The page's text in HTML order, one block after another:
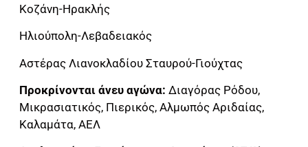
Κοζάνη-Ηρακλής
Ηλιούπολη-Λεβαδειακός
Αστέρας Λιανοκλαδίου Σταυρού-Γιούχτας
Προκρίνονται άνευ αγώνα: Διαγόρας Ρόδου,
Μικρασιατικός, Πιερικός, Αλμωπός Αριδαίας,
Καλαμάτα, ΑΕΛ